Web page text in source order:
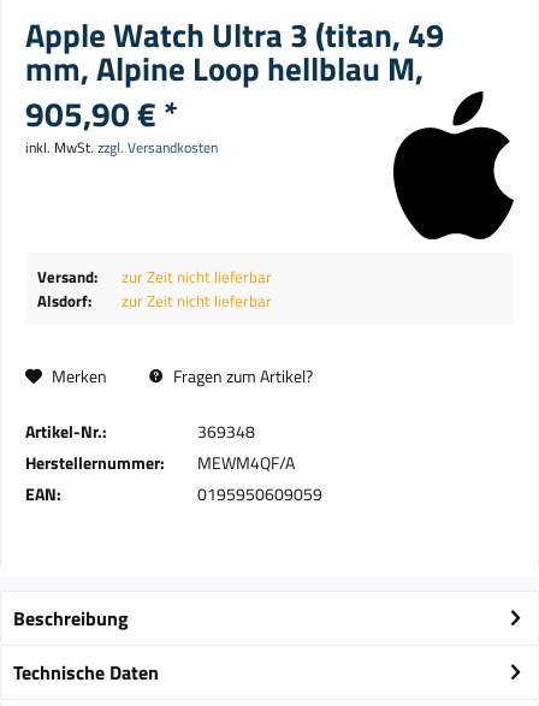
Apple Watch Ultra 3 (titan, 49
mm, Alpine Loop hellblau M,
905,90 € *
inkl. MwSt. zzgl. Versandkosten
Versand:
zur Zeit nicht lieferbar
Alsdorf:
zur Zeit nicht lieferbar
Merken Fragen zum Artikel?
Artikel-Nr.:
369348
Herstellernummer:
MEWM4QF/A
EAN:
0195950609059
Beschreibung
Technische Daten